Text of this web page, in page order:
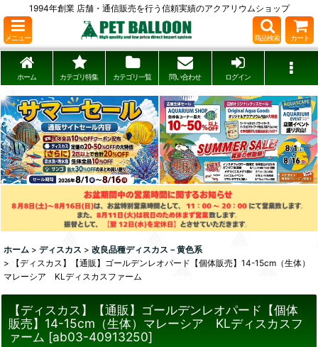
1994年創業 店舗・通信販売を行う信頼実績のアクアリウムショップ
メニュー 商品検索 カート
ホーム カテゴリ特集 カテゴリ一覧 問い合わせ ログイン
ホーム > ディスカス > 改良品種ディスカス－黄色系
>
【ディスカス】【通販】ゴールデンレオパード【個体販売】14-15cm（生体）
マレーシア KLディスカスファーム
【ディスカス】【通販】ゴールデンレオパード【個体
販売】14-15cm（生体）マレーシア KLディスカスフ
ァーム [ab03-40913250]